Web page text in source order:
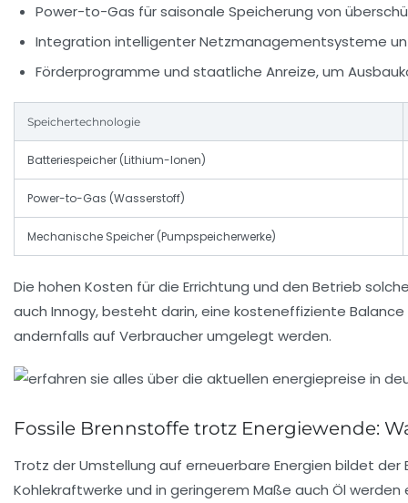
Power-to-Gas für saisonale Speicherung von
Integration intelligenter Netzmanagementsysteme
Förderprogramme und staatliche Anreize, um
Speichertechnologie
Batteriespeicher (Lithium-Ionen)
Power-to-Gas (Wasserstoff)
Mechanische Speicher (Pumpspeicherwerke)
Die hohen Kosten für die Errichtung und den Betrieb
auch Innogy, besteht darin, eine kosteneffiziente
andernfalls auf Verbraucher umgelegt werden.
Fossile Brennstoffe trotz Energiewende:
Trotz der Umstellung auf erneuerbare Energien bildet
Kohlekraftwerke und in geringerem Maße auch Öl